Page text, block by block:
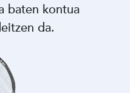
baten kontua
da.